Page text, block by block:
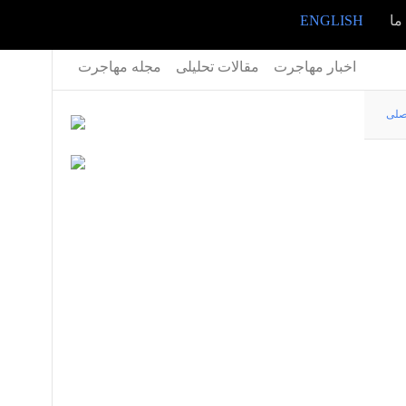
ENGLISH
مجله مهاجرت مقالات تحلیلی اخبار مهاجرت